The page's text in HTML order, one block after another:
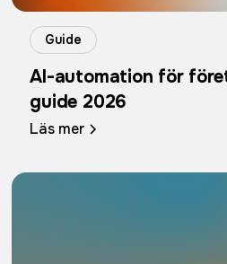
Guide
AI-automation för
guide 2026
Läs mer